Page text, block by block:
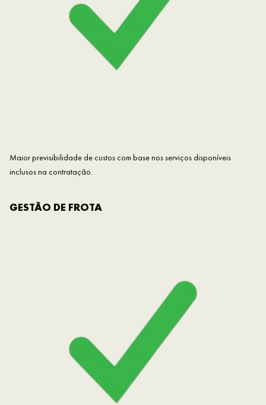
Maior previsibilidade de custos com base nos serviços disponíveis
inclusos na contratação.
GESTÃO DE FROTA